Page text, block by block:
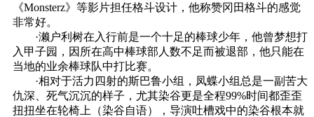
《Monsterz》等影片担任格斗设计，他称赞冈田格斗的感觉
非常好。
·濑户利树在入行前是一个十足的棒球少年，他曾梦想打
入甲子园，因所在高中棒球部人数不足而被退部，他只能在
当地的业余棒球队中打比赛。
·相对于活力四射的斯巴鲁小组，凤蝶小组总是一副苦大
仇深、死气沉沉的样子，尤其染谷更是全程99%时间都歪歪
扭扭坐在轮椅上（染谷自语），导演吐槽戏中的染谷根本就